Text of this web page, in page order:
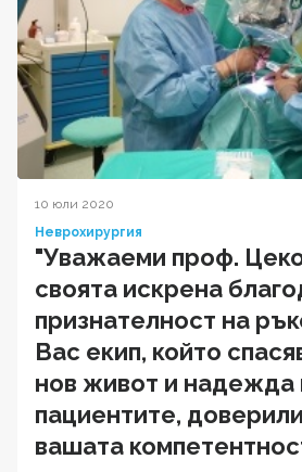
10 юли 2020
Неврохирургия
"Уважаеми проф.
своята искрена
признателност на
Вас екип, който
нов живот и надежда
пациентите,
вашата